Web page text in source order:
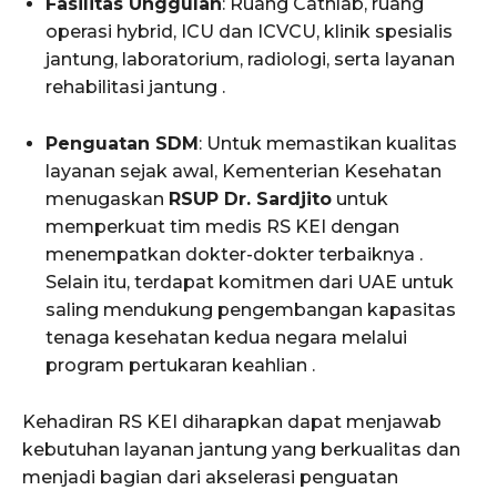
operasi hybrid, ICU dan ICVCU, klinik spesialis
jantung, laboratorium, radiologi, serta layanan
rehabilitasi jantung .
Penguatan SDM: Untuk memastikan kualitas
layanan sejak awal, Kementerian Kesehatan
menugaskan RSUP Dr. Sardjito untuk
memperkuat tim medis RS KEI dengan
menempatkan dokter-dokter terbaiknya .
Selain itu, terdapat komitmen dari UAE untuk
saling mendukung pengembangan kapasitas
tenaga kesehatan kedua negara melalui
program pertukaran keahlian .
Kehadiran RS KEI diharapkan dapat menjawab
kebutuhan layanan jantung yang berkualitas dan
menjadi bagian dari akselerasi penguatan